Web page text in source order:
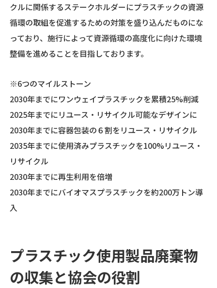
クルに関係するステークホルダーにプラスチックの資源
循環の取組を促進するための対策を盛り込んだものにな
っており、施行によって資源循環の高度化に向けた環境
整備を進めることを目指しております。
※6つのマイルストーン
2030年までにワンウェイプラスチックを累積25%削減
2025年までにリユース・リサイクル可能なデザインに
2030年までに容器包装の６割をリユース・リサイクル
2035年までに使用済みプラスチックを100%リユース・
リサイクル
2030年までに再生利用を倍増
2030年までにバイオマスプラスチックを約200万トン導
入
プラスチック使用製品廃棄物
の収集と協会の役割